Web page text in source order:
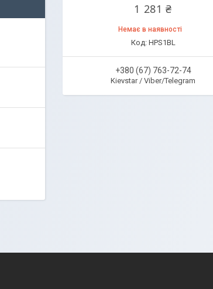
1 281 ₴
Немає в наявності
HPS1BL
+380 (67) 763-72-74
Kievstar / Viber/Telegram